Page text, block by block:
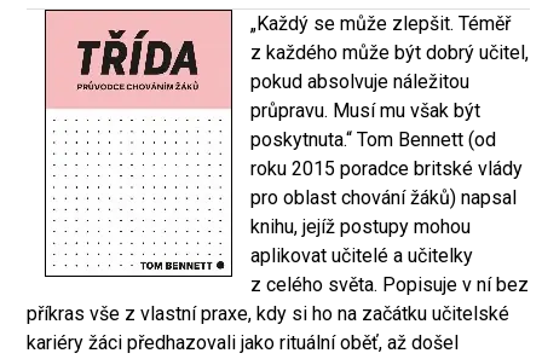
„Každý se může zlepšit. Téměř
z každého může být dobrý učitel,
pokud absolvuje náležitou
průpravu. Musí mu však být
poskytnuta.“ Tom Bennett (od
roku 2015 poradce britské vlády
pro oblast chování žáků) napsal
knihu, jejíž postupy mohou
aplikovat učitelé a učitelky
z celého světa. Popisuje v ní bez
příkras vše z vlastní praxe, kdy si ho na začátku učitelské
kariéry žáci předhazovali jako rituální oběť, až došel